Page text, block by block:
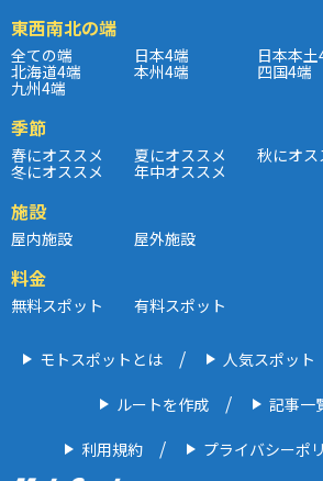
東西南北の端
全ての端 日本4端 日本本土
北海道4端 本州4端 四国4端
九州4端
季節
春にオススメ 夏にオススメ 秋にオス
冬にオススメ 年中オススメ
施設
屋内施設 屋外施設
料金
無料スポット 有料スポット
モトスポットとは 人気スポット
ルートを作成 記事一
利用規約 プライバシーポ